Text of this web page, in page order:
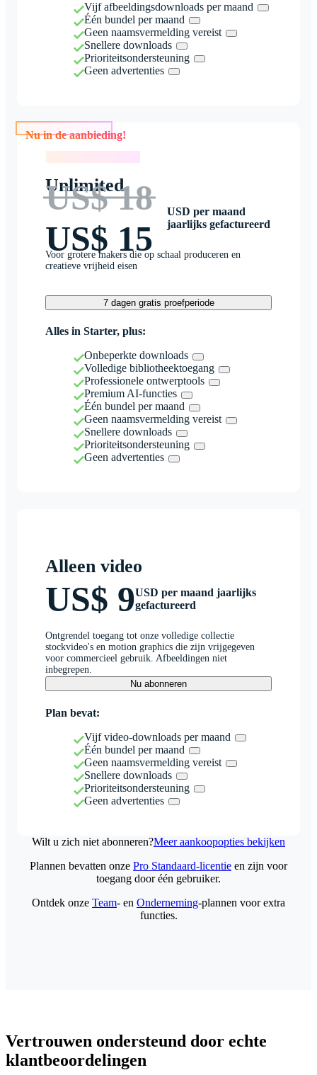
Vijf afbeeldingsdownloads per maand
Één bundel per maand
Geen naamsvermelding vereist
Snellere downloads
Prioriteitsondersteuning
Geen advertenties
Nu in de aanbieding!
Unlimited
US$ 18
US$ 15
USD per maand
jaarlijks gefactureerd
Voor grotere makers die op schaal produceren en
creatieve vrijheid eisen
7 dagen gratis proefperiode
Alles in Starter, plus:
Onbeperkte downloads
Volledige bibliotheektoegang
Professionele ontwerptools
Premium AI-functies
Één bundel per maand
Geen naamsvermelding vereist
Snellere downloads
Prioriteitsondersteuning
Geen advertenties
Alleen video
US$ 9USD per maand jaarlijks
gefactureerd
Ontgrendel toegang tot onze volledige collectie
stockvideo's en motion graphics die zijn vrijgegeven
voor commercieel gebruik. Afbeeldingen niet
inbegrepen.
Nu abonneren
Plan bevat:
Vijf video-downloads per maand
Één bundel per maand
Geen naamsvermelding vereist
Snellere downloads
Prioriteitsondersteuning
Geen advertenties
Wilt u zich niet abonneren?Meer aankoopopties bekijken
Plannen bevatten onze Pro Standaard-licentie en zijn voor
toegang door één gebruiker.
Ontdek onze Team- en Onderneming-plannen voor extra
functies.
Vertrouwen ondersteund door echte
klantbeoordelingen